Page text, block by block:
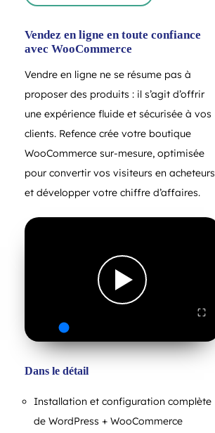
Vendez en ligne en toute confiance
avec WooCommerce
Vendre en ligne ne se résume pas à
proposer des produits : il s’agit d’offrir
une expérience fluide et sécurisée à vos
clients. Refence crée votre boutique
WooCommerce sur-mesure, optimisée
pour convertir vos visiteurs en acheteurs
et développer votre chiffre d’affaires.
⛶
Dans le détail
Installation et configuration complète
de WordPress + WooCommerce